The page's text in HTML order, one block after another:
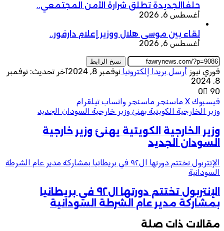
حلفاالجديدة تطلق شرارة الأمن المجتمعي..
أغسطس 6, 2026
لقاء بين موسى هلال ووزير إعلام دارفور..
أغسطس 6, 2026
نسخ الرابط
فوري نيوز أرسل بريدا إلكترونيا نوفمبر 8, 2024
آخر تحديث: نوفمبر
8, 2024
0
90
فيسبوك ‫X ماسنجر ماسنجر واتساب تيلقرام
وزير الخارجية الكويتية يهنئ وزير خارجية السودان الجديد
وزير الخارجية الكويتية يهنئ وزير خارجية
السودان الجديد
الإنتربول تختتم دورتها ال٩٢ في بريطانيا بمشاركة مدير عام الشرطة
السودانية
الإنتربول تختتم دورتها ال٩٢ في بريطانيا
بمشاركة مدير عام الشرطة السودانية
مقالات ذات صلة